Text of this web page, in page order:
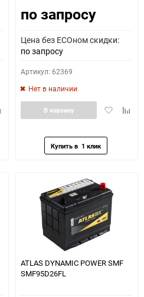
полярность?
3 - обратная 4 - прямая
по запросу
Цена без ECOном скидки:
по запросу
Артикул: 62369
Нет в наличии
Добавить
В корзину
ATLAS DYNAMIC POWER SMF
SMF95D26FL